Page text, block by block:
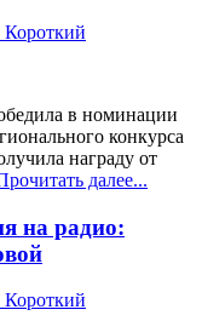
Короткий
в номинации
конкурса
награду от
далее...
на радио:
Короткий